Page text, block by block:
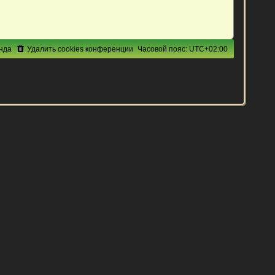
Часовой пояс:UTC+02:00
Удалить cookies конференции